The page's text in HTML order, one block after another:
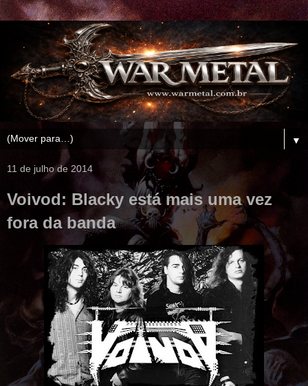
▼
11 de julho de 2014
Voivod: Blacky está mais uma vez
fora da banda